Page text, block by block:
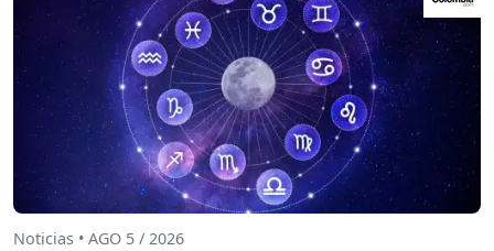
Noticias • AGO 5 / 2026